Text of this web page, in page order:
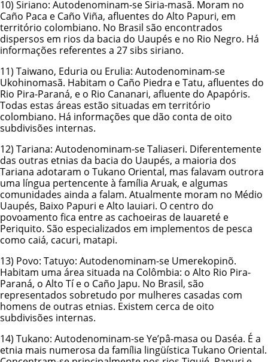
10) Siriano: Autodenominam-se Siria-masã. Moram no
Caño Paca e Caño Viña, afluentes do Alto Papuri, em
território colombiano. No Brasil são encontrados
dispersos em rios da bacia do Uaupés e no Rio Negro. Há
informações referentes a 27 sibs siriano.
11) Taiwano, Eduria ou Erulia: Autodenominam-se
Ukohinomasã. Habitam o Caño Piedra e Tatu, afluentes do
Rio Pira-Paraná, e o Rio Cananari, afluente do Apapóris.
Todas estas áreas estão situadas em território
colombiano. Há informações que dão conta de oito
subdivisões internas.
12) Tariana: Autodenominam-se Taliaseri. Diferentemente
das outras etnias da bacia do Uaupés, a maioria dos
Tariana adotaram o Tukano Oriental, mas falavam outrora
uma língua pertencente à família Aruak, e algumas
comunidades ainda a falam. Atualmente moram no Médio
Uaupés, Baixo Papuri e Alto Iauiari. O centro do
povoamento fica entre as cachoeiras de Iauareté e
Periquito. São especializados em implementos de pesca
como caiá, cacuri, matapi.
13) Povo: Tatuyo: Autodenominam-se Umerekopinõ.
Habitam uma área situada na Colômbia: o Alto Rio Pira-
Paraná, o Alto Tí e o Caño Japu. No Brasil, são
representados sobretudo por mulheres casadas com
homens de outras etnias. Existem cerca de oito
subdivisões internas.
14) Tukano: Autodenominam-se Ye’pâ-masa ou Daséa. É a
etnia mais numerosa da família lingüística Tukano Oriental.